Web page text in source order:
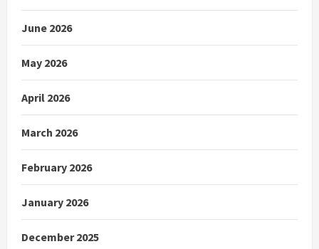
June 2026
May 2026
April 2026
March 2026
February 2026
January 2026
December 2025